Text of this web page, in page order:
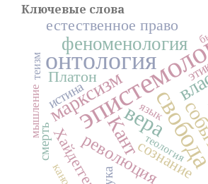
Ключевые слова
онтология
вера
Кант
марксизм
феноменология
революциясознание
естественное право
Платон
Хайдеггер
истина
смерть
мышление
канон
язык
теизм
теология